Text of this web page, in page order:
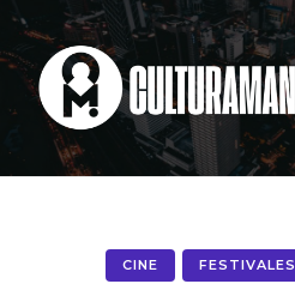
CINE FESTIVALES